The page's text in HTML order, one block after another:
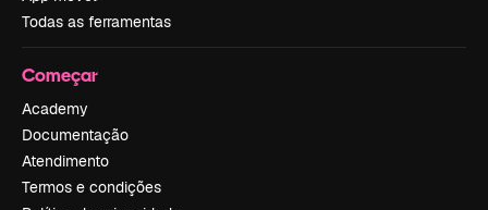
Todas as ferramentas
Começar
Academy
Documentação
Atendimento
Termos e condições